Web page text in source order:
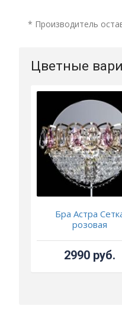
* Производитель
Цветные
Бра Астра
розовая
2990 руб.